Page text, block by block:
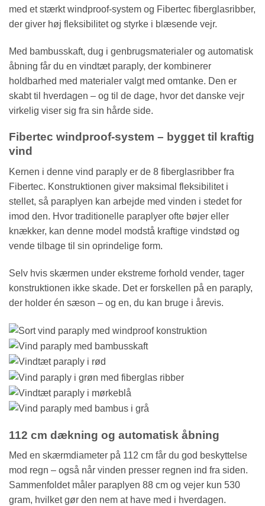
med et stærkt windproof-system og Fibertec fiberglasribber,
der giver høj fleksibilitet og styrke i blæsende vejr.
Med bambusskaft, dug i genbrugsmaterialer og automatisk
åbning får du en vindtæt paraply, der kombinerer
holdbarhed med materialer valgt med omtanke. Den er
skabt til hverdagen – og til de dage, hvor det danske vejr
virkelig viser sig fra sin hårde side.
Fibertec windproof-system – bygget til kraftig
vind
Kernen i denne vind paraply er de 8 fiberglasribber fra
Fibertec. Konstruktionen giver maksimal fleksibilitet i
stellet, så paraplyen kan arbejde med vinden i stedet for
imod den. Hvor traditionelle paraplyer ofte bøjer eller
knækker, kan denne model modstå kraftige vindstød og
vende tilbage til sin oprindelige form.
Selv hvis skærmen under ekstreme forhold vender, tager
konstruktionen ikke skade. Det er forskellen på en paraply,
der holder én sæson – og en, du kan bruge i årevis.
112 cm dækning og automatisk åbning
Med en skærmdiameter på 112 cm får du god beskyttelse
mod regn – også når vinden presser regnen ind fra siden.
Sammenfoldet måler paraplyen 88 cm og vejer kun 530
gram, hvilket gør den nem at have med i hverdagen.